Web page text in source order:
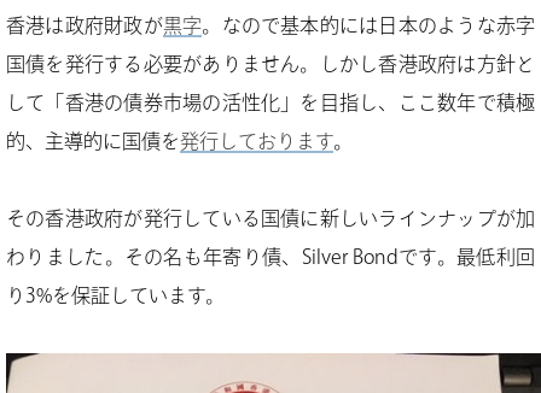
香港は政府財政が黒字。なので基本的には日本のような赤字
国債を発行する必要がありません。しかし香港政府は方針と
して「香港の債券市場の活性化」を目指し、ここ数年で積極
的、主導的に国債を発行しております。
その香港政府が発行している国債に新しいラインナップが加
わりました。その名も年寄り債、Silver Bondです。最低利回
り3%を保証しています。